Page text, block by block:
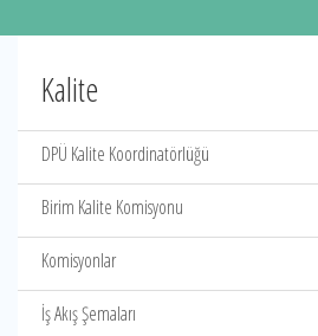
Kalite
DPÜ Kalite Koordinatörlüğü
Birim Kalite Komisyonu
Komisyonlar
İş Akış Şemaları